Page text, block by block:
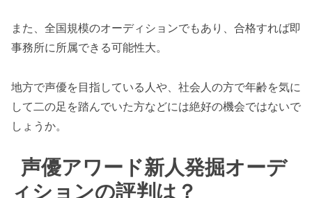
また、全国規模のオーディションでもあり、合格すれば即
事務所に所属できる可能性大。
地方で声優を目指している人や、社会人の方で年齢を気に
して二の足を踏んでいた方などには絶好の機会ではないで
しょうか。
声優アワード新人発掘オーデ
ィションの評判は？